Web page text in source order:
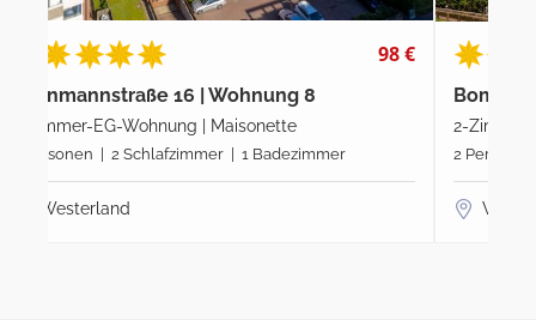
95 €
Bomhoffstraße 13 | Wohnung 16
2-Zimmer-EG-Wohnung
2 Personen | 1 Schlafzimmer | 1 Badezimmer
Westerland